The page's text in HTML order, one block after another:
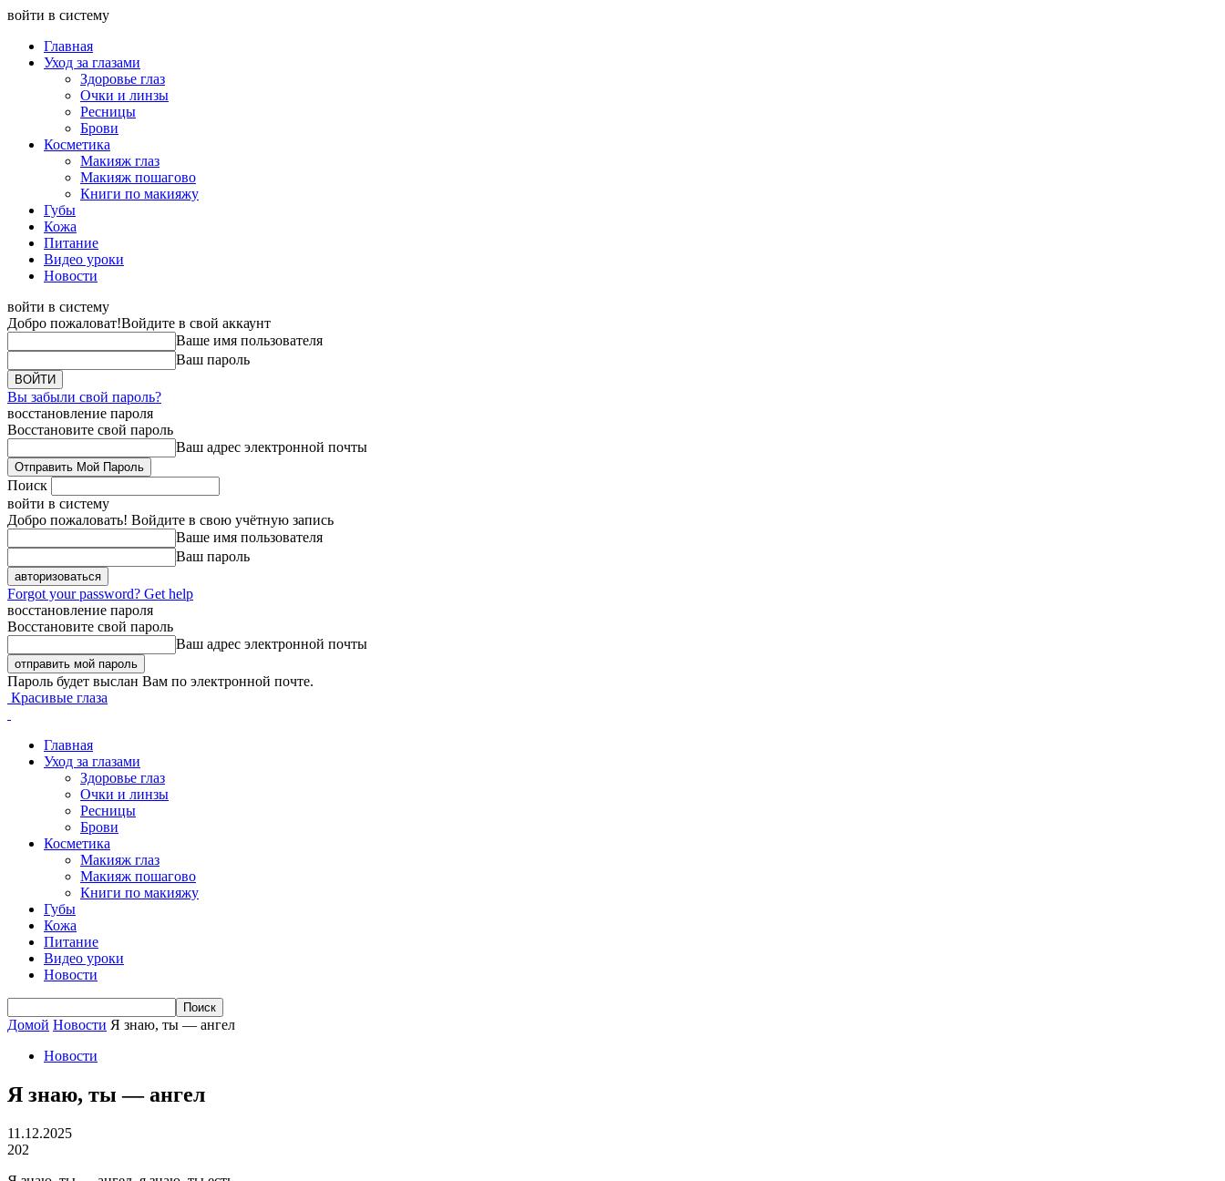
войти в систему
Главная
Уход за глазами
Здоровье глаз
Очки и линзы
Ресницы
Брови
Косметика
Макияж глаз
Макияж пошагово
Книги по макияжу
Губы
Кожа
Питание
Видео уроки
Новости
войти в систему
Добро пожаловат!Войдите в свой аккаунт
Ваше имя пользователя
Ваш пароль
Вы забыли свой пароль?
восстановление пароля
Восстановите свой пароль
Ваш адрес электронной почты
Поиск
войти в систему
Добро пожаловать! Войдите в свою учётную запись
Ваше имя пользователя
Ваш пароль
Forgot your password? Get help
восстановление пароля
Восстановите свой пароль
Ваш адрес электронной почты
Пароль будет выслан Вам по электронной почте.
Красивые глаза
Главная
Уход за глазами
Здоровье глаз
Очки и линзы
Ресницы
Брови
Косметика
Макияж глаз
Макияж пошагово
Книги по макияжу
Губы
Кожа
Питание
Видео уроки
Новости
Домой Новости Я знаю, ты — ангел
Новости
Я знаю, ты — ангел
11.12.2025
202